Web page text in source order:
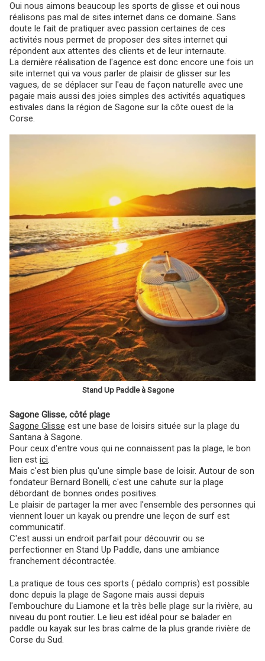
Oui nous aimons beaucoup les sports de glisse et oui nous
réalisons pas mal de sites internet dans ce domaine. Sans
doute le fait de pratiquer avec passion certaines de ces
activités nous permet de proposer des sites internet qui
répondent aux attentes des clients et de leur internaute.
La dernière réalisation de l'agence est donc encore une fois un
site internet qui va vous parler de plaisir de glisser sur les
vagues, de se déplacer sur l'eau de façon naturelle avec une
pagaie mais aussi des joies simples des activités aquatiques
estivales dans la région de Sagone sur la côte ouest de la
Corse.
Stand Up Paddle à Sagone
Sagone Glisse, côté plage
Sagone Glisse est une base de loisirs située sur la plage du
Santana à Sagone.
Pour ceux d'entre vous qui ne connaissent pas la plage, le bon
lien est ici.
Mais c'est bien plus qu'une simple base de loisir. Autour de son
fondateur Bernard Bonelli, c'est une cahute sur la plage
débordant de bonnes ondes positives.
Le plaisir de partager la mer avec l'ensemble des personnes qui
viennent louer un kayak ou prendre une leçon de surf est
communicatif.
C'est aussi un endroit parfait pour découvrir ou se
perfectionner en Stand Up Paddle, dans une ambiance
franchement décontractée.
La pratique de tous ces sports ( pédalo compris) est possible
donc depuis la plage de Sagone mais aussi depuis
l'embouchure du Liamone et la très belle plage sur la rivière, au
niveau du pont routier. Le lieu est idéal pour se balader en
paddle ou kayak sur les bras calme de la plus grande rivière de
Corse du Sud.